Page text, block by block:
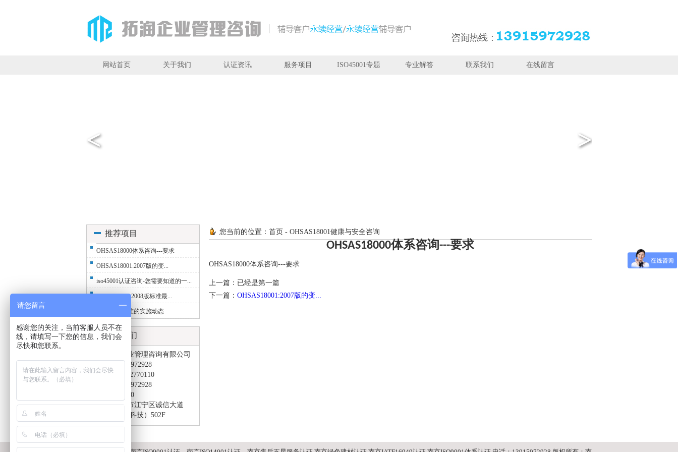
网站首页 关于我们 认证资讯 服务项目 ISO45001专题 专业解答 联系我们 在线留言
< >
推荐项目
OHSAS18000体系咨询---要求
OHSAS18001:2007版的变...
iso45001认证咨询-您需要知道的一...
GB/T28001：2008版标准最...
ISO14001标准的实施动态
联系我们
南京拓润企业管理咨询有限公司
手机：13915972928
固话：025-52770110
微信：13915972928
邮编：211100
地址：南京市江宁区诚信大道
1788号(中致科技）502F
您当前的位置：首页 - OHSAS18001健康与安全咨询
OHSAS18000体系咨询---要求
OHSAS18000体系咨询---要求
上一篇：已经是第一篇
下一篇： OHSAS18001:2007版的变...
请您留言
感谢您的关注，当前客服人员不在
线，请填写一下您的信息，我们会
尽快和您联系。